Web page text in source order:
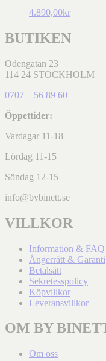
4.890,00kr
BUTIKEN
Odengatan 23
114 24 STOCKHOLM
0707 – 56 89 60
Öppettider:
Vardagar 11-18
Lördag 11-15
Söndag 12-15
info@bybinett.se
VILLKOR
Information & FAQ
Ångerrätt & Garanti
Betalsätt
Sekretesspolicy
Köpvillkor
Leveransvillkor
OM BY
Om oss